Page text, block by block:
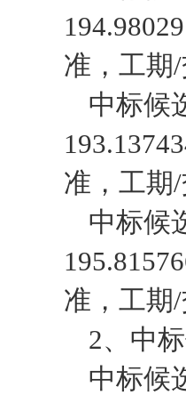
194.
准，工期
中标候
准， 工期
中标候
准， 工期
2、中
中标候